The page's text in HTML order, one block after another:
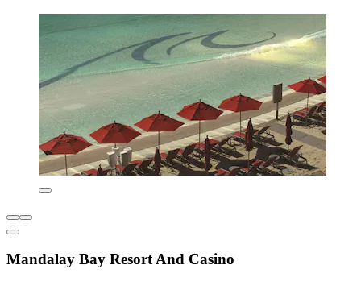
Mandalay Bay Resort And Casino